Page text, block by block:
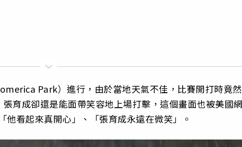
Park）進行，由於當地天氣不佳，比賽開打時竟然
育成卻還是能面帶笑容地上場打擊，這個畫面也被美國
看起來真開心」、「張育成永遠在微笑」。